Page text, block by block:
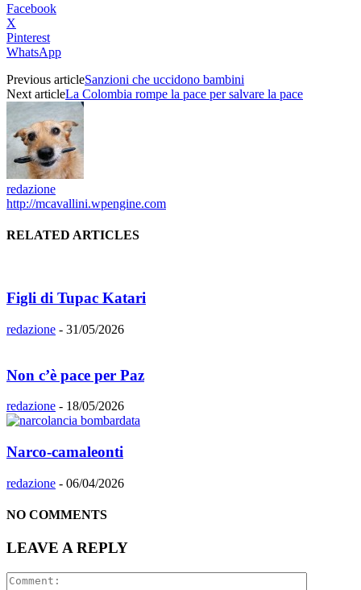
Facebook
X
Pinterest
WhatsApp
Previous articleSanzioni che uccidono bambini
Next articleLa Colombia rompe la pace per salvare la pace
redazione
http://mcavallini.wpengine.com
RELATED ARTICLES
Figli di Tupac Katari
redazione - 31/05/2026
Non c’è pace per Paz
redazione - 18/05/2026
Narco-camaleonti
redazione - 06/04/2026
NO COMMENTS
LEAVE A REPLY